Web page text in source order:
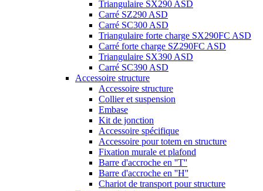
Triangulaire SX290 ASD
Carré SZ290 ASD
Carré SC300 ASD
Triangulaire forte charge SX290FC ASD
Carré forte charge SZ290FC ASD
Triangulaire SX390 ASD
Carré SC390 ASD
Accessoire structure
Accessoire structure
Collier et suspension
Embase
Kit de jonction
Accessoire spécifique
Accessoire pour totem en structure
Fixation murale et plafond
Barre d'accroche en ''T''
Barre d'accroche en ''H''
Chariot de transport pour structure